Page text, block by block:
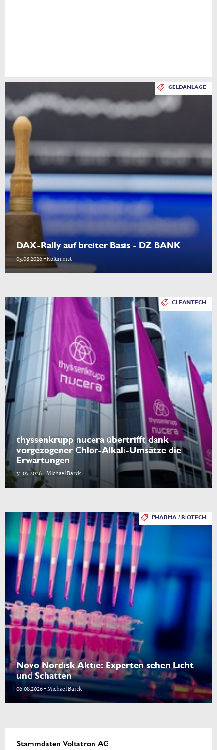
GELDANLAGE
DAX-Rally auf breiter Basis - DZ BANK
03.08.2026 - Kolumnist
CLEANTECH
thyssenkrupp nucera übertrifft dank
vorgezogener Chlor-Alkali-Umsätze die
Erwartungen
31.07.2026 - Michael Barck
PHARMA / BIOTECH
Novo Nordisk Aktie: Experten sehen Licht
und Schatten
06.08.2026 - Michael Barck
Stammdaten Voltatron AG